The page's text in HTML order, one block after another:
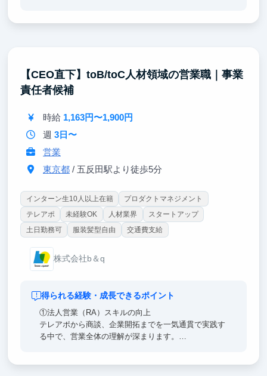
未来のSaaSを形にする挑戦をぜひ一緒に進めていき
ませんか？
【CEO直下】toB/toC人材領域の営業職｜事業
責任者候補
時給 1,163円〜1,900円
週 3日〜
営業
東京都/ 五反田駅より徒歩5分
インターン生10人以上在籍
プロダクトマネジメント
テレアポ
未経験OK 人材業界
スタートアップ
土日勤務可
服装髪型自由 交通費支給
株式会社b＆q
得られる経験・成長できるポイント
①法人営業（RA）スキルの向上
テレアポから商談、企業開拓までを一気通貫で実践す
る中で、営業全体の理解が深まります。